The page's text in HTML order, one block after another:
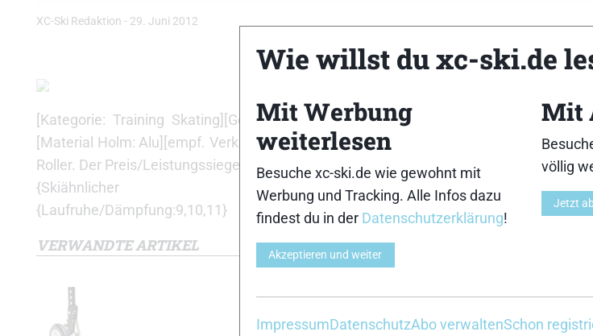
XC-Ski Redaktion - 29. Juni 2012
[Kategorie: Training Skating][Gewicht: 1300g][Rollenbreite: 28
[Material Holm: Alu][empf. Verkaufspreis: 153,33 €][Besonderheiten: Alu
Roller. Der Preis/Leistungssieger.]
{Skiähnlicher
{Laufruhe/Dämpfung:9,10,11}
VERWANDTE ARTIKEL
Wie willst du xc-ski.de
Mit Werbung
weiterlesen
Besuche xc-ski.de wie gewohnt mit
Werbung und Tracking. Alle Infos dazu
findest du in der Datenschutzerklärung!
Akzeptieren und weiter
Mit
völlig
Jetzt
ImpressumDatenschutzAbo verwaltenSchon